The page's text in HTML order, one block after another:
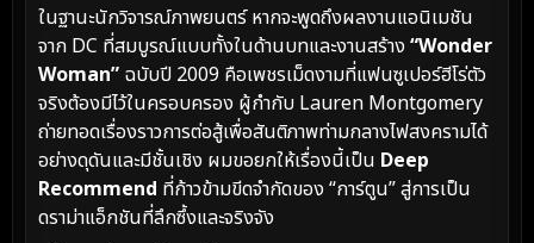
ในฐานะนักวิจารณ์ภาพยนตร์ หากจะพูดถึงผลงานแอนิเมชัน
จาก DC ที่สมบูรณ์แบบทั้งในด้านบทและงานสร้าง “Wonder
Woman” ฉบับปี 2009 คือเพชรเม็ดงามที่แฟนซูเปอร์ฮีโร่ตัว
จริงต้องมีไว้ในครอบครอง ผู้กำกับ Lauren Montgomery
ถ่ายทอดเรื่องราวการต่อสู้เพื่อสันติภาพท่ามกลางไฟสงครามได้
อย่างดุดันและมีชั้นเชิง ผมขอยกให้เรื่องนี้เป็น Deep
Recommend ที่ก้าวข้ามขีดจำกัดของ “การ์ตูน” สู่การเป็น
ดราม่าแอ็กชันที่ลึกซึ้งและจริงจัง